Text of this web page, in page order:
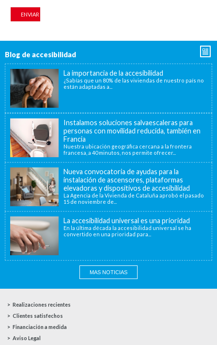
Blog de accesibilidad
La importancia de la accesibilidad
¿Sabías que un 80% de las viviendas de nuestro país no
están adaptadas a...
Instalamos soluciones salvaescaleras para
personas con movilidad reducida, también en
Francia
Nuestra ubicación geográfica cercana a la frontera
francesa, a 40 minutos, nos permite ofrecer...
Nueva convocatoria de ayudas para la
instalación de ascensores, plataformas
elevadoras y dispositivos de accesibilidad
La Agencia de la Vivienda de Cataluña aprobó el pasado
15 de noviembre de...
La accesibilidad universal es una prioridad
En la última década la accesibilidad universal se ha
convertido en una prioridad para...
MAS NOTICIAS
Realizaciones recientes
Clientes satisfechos
Financiación a medida
Aviso Legal